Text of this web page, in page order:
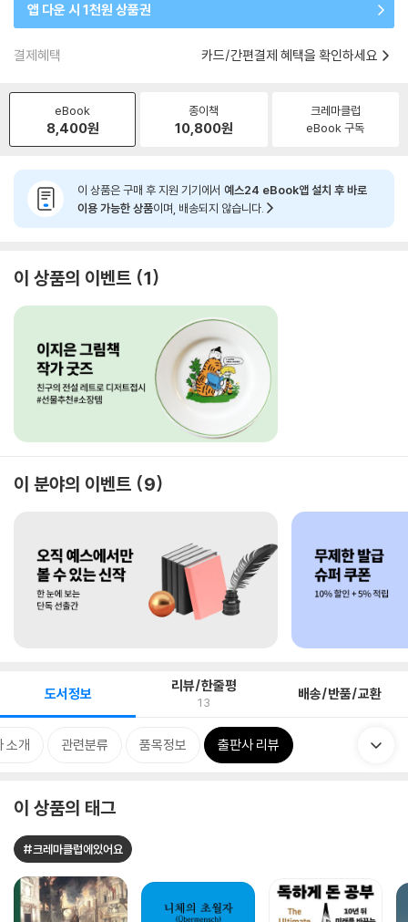
앱 다운 시 1천원 상품권
결제혜택 카드/간편결제 혜택을 확인하세요
eBook
8,400원
종이책
10,800원
크레마클럽
eBook 구독
이 상품은 구매 후 지원 기기에서 예스24 eBook앱 설치 후 바로
이용 가능한 상품이며, 배송되지 않습니다.
이 상품의 이벤트 1
이 분야의 이벤트 9
도서정보 리뷰/한줄평
13 배송/반품/교환
소개 관련분류 품목정보 출판사 리뷰
이 상품의 태그
#크레마클럽에있어요